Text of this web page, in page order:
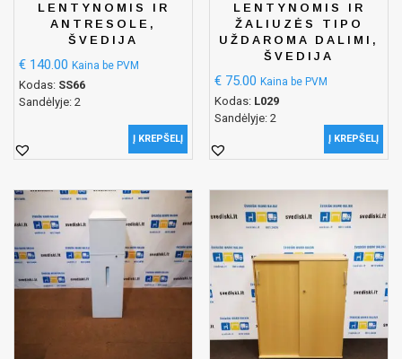
LENTYNOMIS IR
ANTRESOLE,
ŠVEDIJA
€ 140.00 Kaina be PVM
Kodas: SS66
Sandėlyje: 2
Į KREPŠELĮ
LENTYNOMIS IR
ŽALIUZĖS TIPO
UŽDAROMA DALIMI,
ŠVEDIJA
€ 75.00 Kaina be PVM
Kodas: L029
Sandėlyje: 2
Į KREPŠELĮ